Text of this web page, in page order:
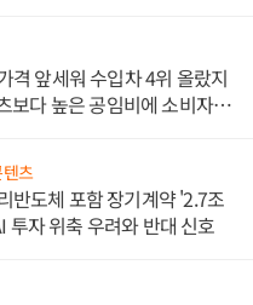
격 앞세워 수입차 4위 올랐지
보다 높은 공임비에 소비자
텐츠
반도체 포함 장기계약 '2.7조
투자 위축 우려와 반대 신호